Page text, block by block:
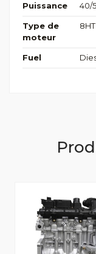
Puissance 40/
Type de
moteur
8HT
Fuel